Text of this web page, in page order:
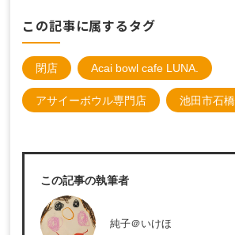
この記事に属するタグ
閉店 Acai bowl cafe LUNA.
アサイーボウル専門店 池田市石
この記事の執筆者
純子＠いけほ